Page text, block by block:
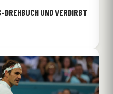
UND VERDIRBT